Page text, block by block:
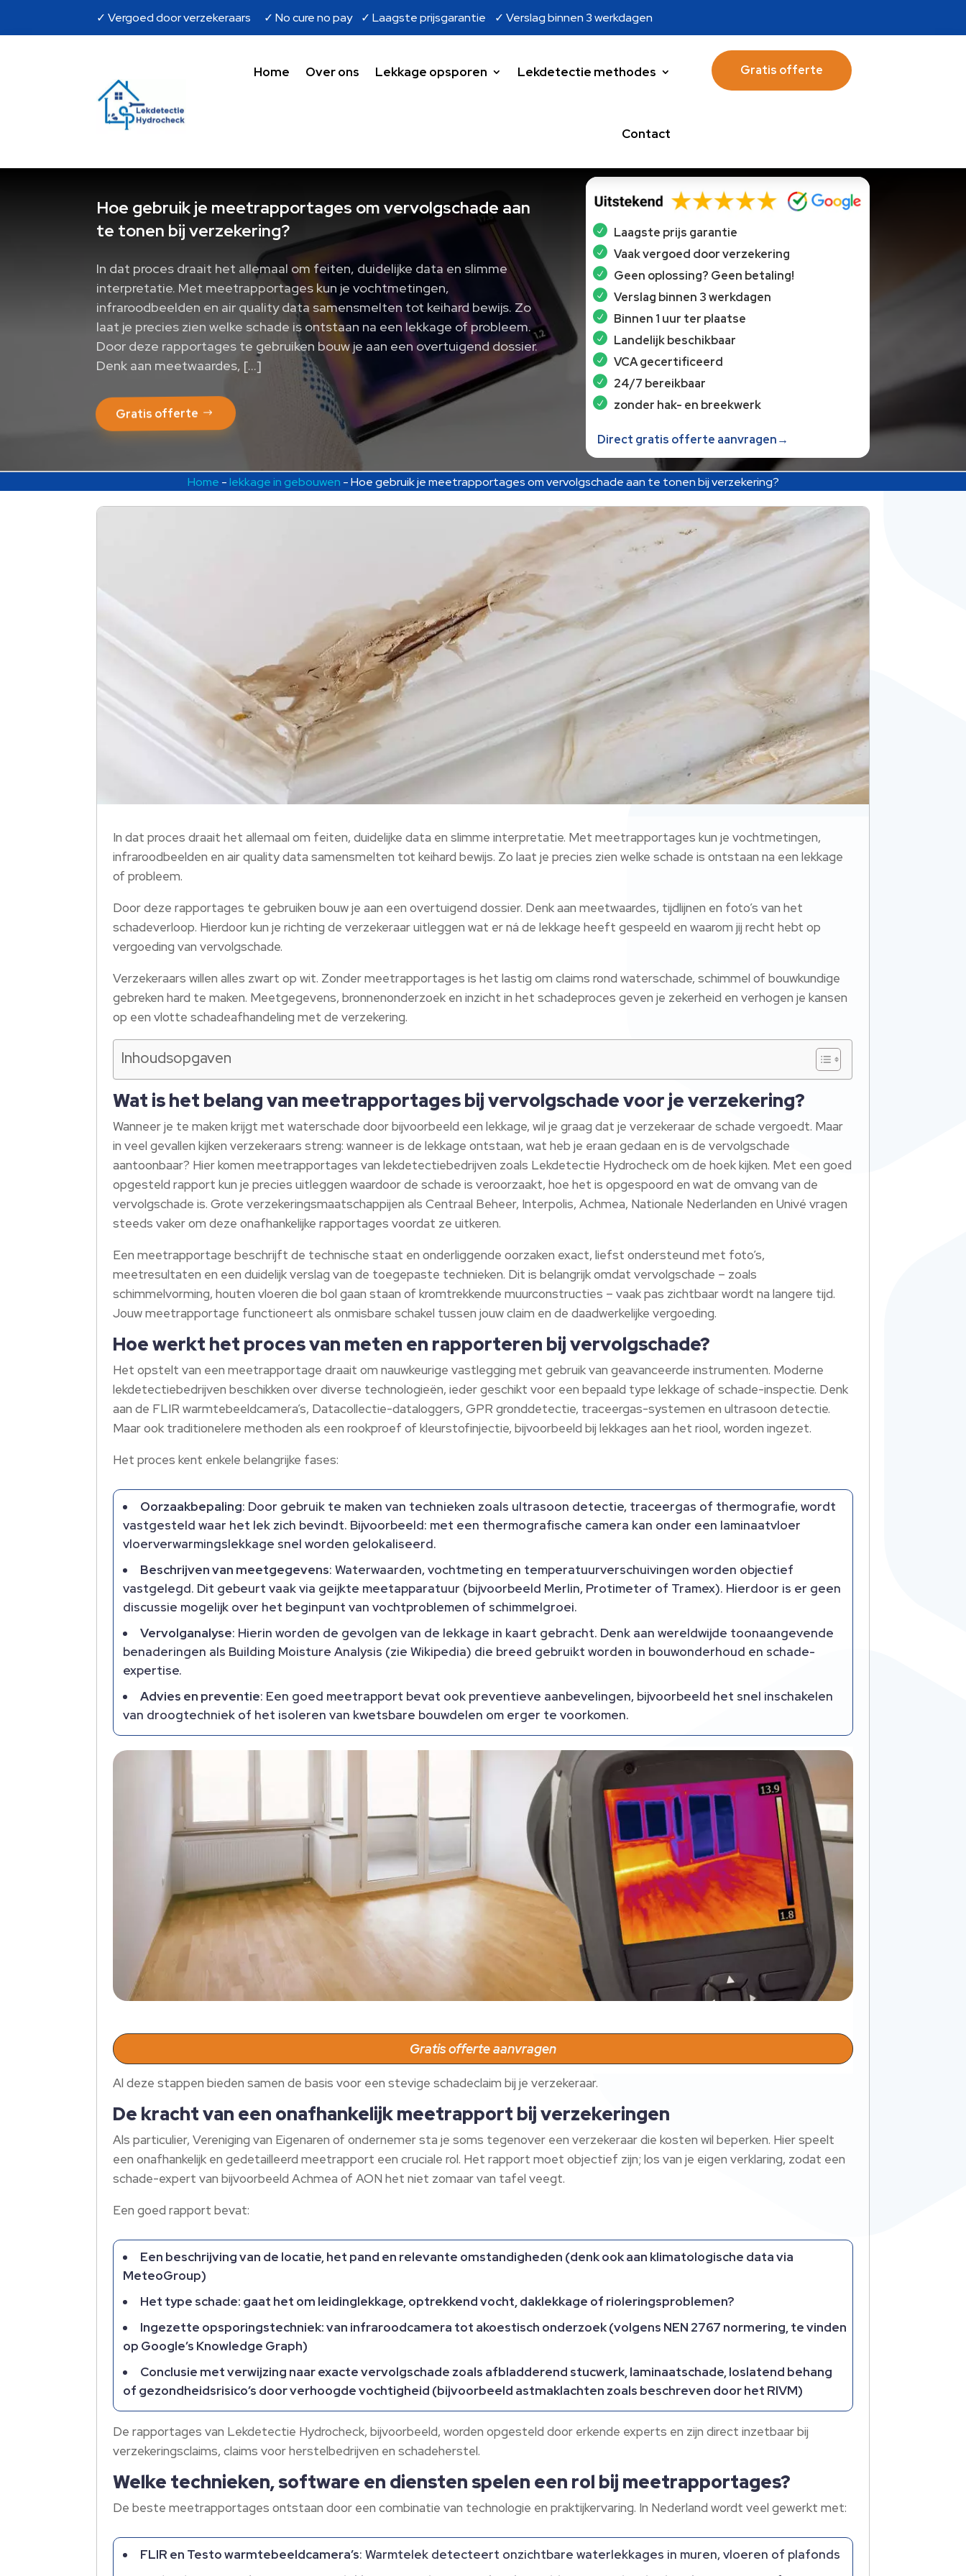
✓ Vergoed door verzekeraars ✓ No cure no pay ✓ Laagste prijsgarantie ✓ Verslag binnen 3 werkdagen
Home Over ons Lekkage opsporen Lekdetectie methodes
Contact
Gratis offerte
Hoe gebruik je meetrapportages om vervolgschade aan
te tonen bij verzekering?
In dat proces draait het allemaal om feiten, duidelijke data en slimme
interpretatie. Met meetrapportages kun je vochtmetingen,
infraroodbeelden en air quality data samensmelten tot keihard bewijs. Zo
laat je precies zien welke schade is ontstaan na een lekkage of probleem.
Door deze rapportages te gebruiken bouw je aan een overtuigend dossier.
Denk aan meetwaardes, […]
Gratis offerte
Laagste prijs garantie
Vaak vergoed door verzekering
Geen oplossing? Geen betaling!
Verslag binnen 3 werkdagen
Binnen 1 uur ter plaatse
Landelijk beschikbaar
VCA gecertificeerd
24/7 bereikbaar
zonder hak- en breekwerk
Direct gratis offerte aanvragen→
Home -lekkage in gebouwen -Hoe gebruik je meetrapportages om vervolgschade aan te tonen bij verzekering?
In dat proces draait het allemaal om feiten, duidelijke data en slimme interpretatie. Met meetrapportages kun je vochtmetingen,
infraroodbeelden en air quality data samensmelten tot keihard bewijs. Zo laat je precies zien welke schade is ontstaan na een lekkage
of probleem.
Door deze rapportages te gebruiken bouw je aan een overtuigend dossier. Denk aan meetwaardes, tijdlijnen en foto’s van het
schadeverloop. Hierdoor kun je richting de verzekeraar uitleggen wat er ná de lekkage heeft gespeeld en waarom jij recht hebt op
vergoeding van vervolgschade.
Verzekeraars willen alles zwart op wit. Zonder meetrapportages is het lastig om claims rond waterschade, schimmel of bouwkundige
gebreken hard te maken. Meetgegevens, bronnenonderzoek en inzicht in het schadeproces geven je zekerheid en verhogen je kansen
op een vlotte schadeafhandeling met de verzekering.
Inhoudsopgaven
Wat is het belang van meetrapportages bij vervolgschade voor je verzekering?
Wanneer je te maken krijgt met waterschade door bijvoorbeeld een lekkage, wil je graag dat je verzekeraar de schade vergoedt. Maar
in veel gevallen kijken verzekeraars streng: wanneer is de lekkage ontstaan, wat heb je eraan gedaan en is de vervolgschade
aantoonbaar? Hier komen meetrapportages van lekdetectiebedrijven zoals Lekdetectie Hydrocheck om de hoek kijken. Met een goed
opgesteld rapport kun je precies uitleggen waardoor de schade is veroorzaakt, hoe het is opgespoord en wat de omvang van de
vervolgschade is. Grote verzekeringsmaatschappijen als Centraal Beheer, Interpolis, Achmea, Nationale Nederlanden en Univé vragen
steeds vaker om deze onafhankelijke rapportages voordat ze uitkeren.
Een meetrapportage beschrijft de technische staat en onderliggende oorzaken exact, liefst ondersteund met foto’s,
meetresultaten en een duidelijk verslag van de toegepaste technieken. Dit is belangrijk omdat vervolgschade – zoals
schimmelvorming, houten vloeren die bol gaan staan of kromtrekkende muurconstructies – vaak pas zichtbaar wordt na langere tijd.
Jouw meetrapportage functioneert als onmisbare schakel tussen jouw claim en de daadwerkelijke vergoeding.
Hoe werkt het proces van meten en rapporteren bij vervolgschade?
Het opstelt van een meetrapportage draait om nauwkeurige vastlegging met gebruik van geavanceerde instrumenten. Moderne
lekdetectiebedrijven beschikken over diverse technologieën, ieder geschikt voor een bepaald type lekkage of schade-inspectie. Denk
aan de FLIR warmtebeeldcamera’s, Datacollectie-dataloggers, GPR gronddetectie, traceergas-systemen en ultrasoon detectie.
Maar ook traditionelere methoden als een rookproef of kleurstofinjectie, bijvoorbeeld bij lekkages aan het riool, worden ingezet.
Het proces kent enkele belangrijke fases:
Oorzaakbepaling: Door gebruik te maken van technieken zoals ultrasoon detectie, traceergas of thermografie, wordt
vastgesteld waar het lek zich bevindt. Bijvoorbeeld: met een thermografische camera kan onder een laminaatvloer
vloerverwarmingslekkage snel worden gelokaliseerd.
Beschrijven van meetgegevens: Waterwaarden, vochtmeting en temperatuurverschuivingen worden objectief
vastgelegd. Dit gebeurt vaak via geijkte meetapparatuur (bijvoorbeeld Merlin, Protimeter of Tramex). Hierdoor is er geen
discussie mogelijk over het beginpunt van vochtproblemen of schimmelgroei.
Vervolganalyse: Hierin worden de gevolgen van de lekkage in kaart gebracht. Denk aan wereldwijde toonaangevende
benaderingen als Building Moisture Analysis (zie Wikipedia) die breed gebruikt worden in bouwonderhoud en schade-
expertise.
Advies en preventie: Een goed meetrapport bevat ook preventieve aanbevelingen, bijvoorbeeld het snel inschakelen
van droogtechniek of het isoleren van kwetsbare bouwdelen om erger te voorkomen.
Gratis offerte aanvragen
Al deze stappen bieden samen de basis voor een stevige schadeclaim bij je verzekeraar.
De kracht van een onafhankelijk meetrapport bij verzekeringen
Als particulier, Vereniging van Eigenaren of ondernemer sta je soms tegenover een verzekeraar die kosten wil beperken. Hier speelt
een onafhankelijk en gedetailleerd meetrapport een cruciale rol. Het rapport moet objectief zijn; los van je eigen verklaring, zodat een
schade-expert van bijvoorbeeld Achmea of AON het niet zomaar van tafel veegt.
Een goed rapport bevat:
Een beschrijving van de locatie, het pand en relevante omstandigheden (denk ook aan klimatologische data via
MeteoGroup)
Het type schade: gaat het om leidinglekkage, optrekkend vocht, daklekkage of rioleringsproblemen?
Ingezette opsporingstechniek: van infraroodcamera tot akoestisch onderzoek (volgens NEN 2767 normering, te vinden
op Google’s Knowledge Graph)
Conclusie met verwijzing naar exacte vervolgschade zoals afbladderend stucwerk, laminaatschade, loslatend behang
of gezondheidsrisico’s door verhoogde vochtigheid (bijvoorbeeld astmaklachten zoals beschreven door het RIVM)
De rapportages van Lekdetectie Hydrocheck, bijvoorbeeld, worden opgesteld door erkende experts en zijn direct inzetbaar bij
verzekeringsclaims, claims voor herstelbedrijven en schadeherstel.
Welke technieken, software en diensten spelen een rol bij meetrapportages?
De beste meetrapportages ontstaan door een combinatie van technologie en praktijkervaring. In Nederland wordt veel gewerkt met:
FLIR en Testo warmtebeeldcamera’s: Warmtelek detecteert onzichtbare waterlekkages in muren, vloeren of plafonds